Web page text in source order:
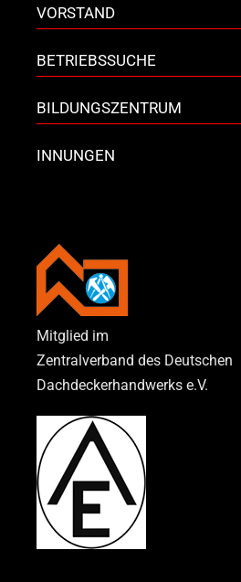
VORSTAND
BETRIEBSSUCHE
BILDUNGSZENTRUM
INNUNGEN
Mitglied im
Zentralverband des Deutschen
Dachdeckerhandwerks e.V.